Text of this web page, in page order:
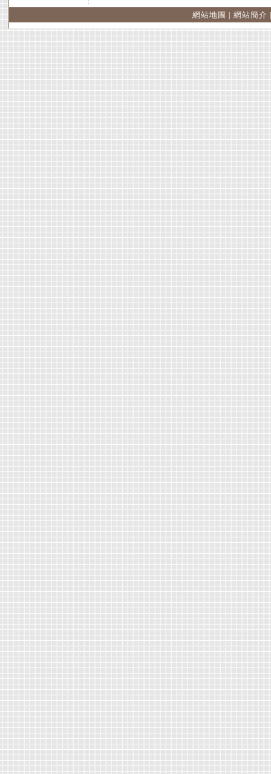
網站地圖 | 網站簡介